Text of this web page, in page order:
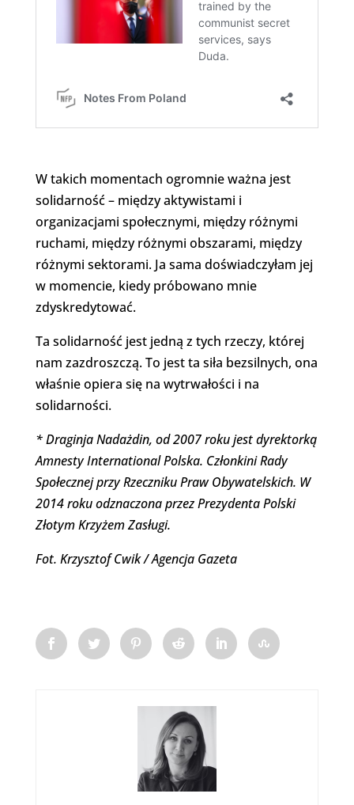
W takich momentach ogromnie ważna jest
solidarność – między aktywistami i
organizacjami społecznymi, między różnymi
ruchami, między różnymi obszarami, między
różnymi sektorami. Ja sama doświadczyłam jej
w momencie, kiedy próbowano mnie
zdyskredytować.
Ta solidarność jest jedną z tych rzeczy, której
nam zazdroszczą. To jest ta siła bezsilnych, ona
właśnie opiera się na wytrwałości i na
solidarności.
*Draginja Nadażdin, od 2007 roku jest dyrektorką
Amnesty International Polska. Członkini Rady
Społecznej przy Rzeczniku Praw Obywatelskich. W
2014 roku odznaczona przez Prezydenta Polski
Złotym Krzyżem Zasługi.
Fot. Krzysztof Cwik / Agencja Gazeta